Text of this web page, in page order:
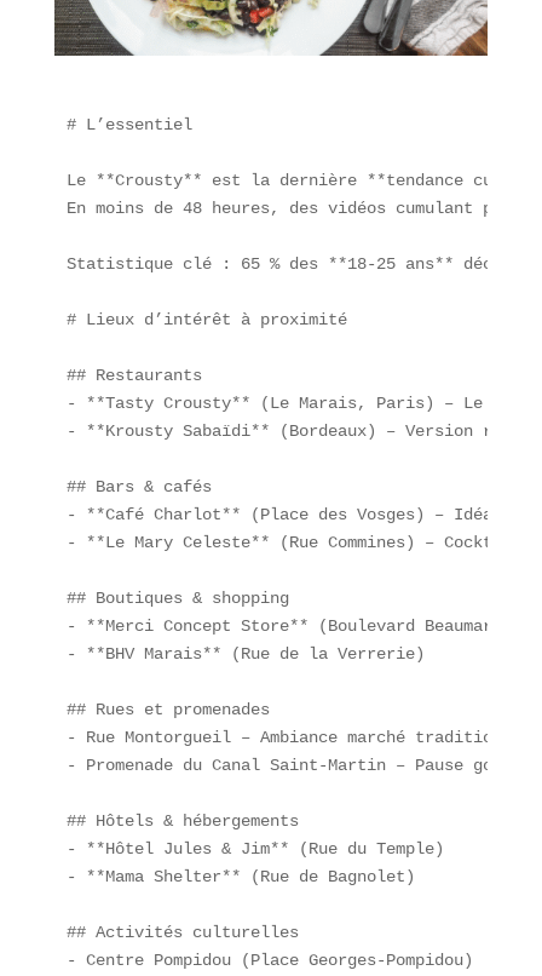
# L’essentiel
Le **Crousty** est la dernière **tendance
En moins de 48 heures, des vidéos cumulant
Statistique clé : 65 % des **18-25 ans**
# Lieux d’intérêt à proximité
## Restaurants
- **Tasty Crousty** (Le Marais, Paris) – Le
- **Krousty Sabaïdi** (Bordeaux) – Version
## Bars & cafés
- **Café Charlot** (Place des Vosges) – Idéal
- **Le Mary Celeste** (Rue Commines) –
## Boutiques & shopping
- **Merci Concept Store** (Boulevard
- **BHV Marais** (Rue de la Verrerie)
## Rues et promenades
- Rue Montorgueil – Ambiance marché
- Promenade du Canal Saint-Martin – Pause
## Hôtels & hébergements
- **Hôtel Jules & Jim** (Rue du Temple)
- **Mama Shelter** (Rue de Bagnolet)
## Activités culturelles
- Centre Pompidou (Place Georges-Pompidou)